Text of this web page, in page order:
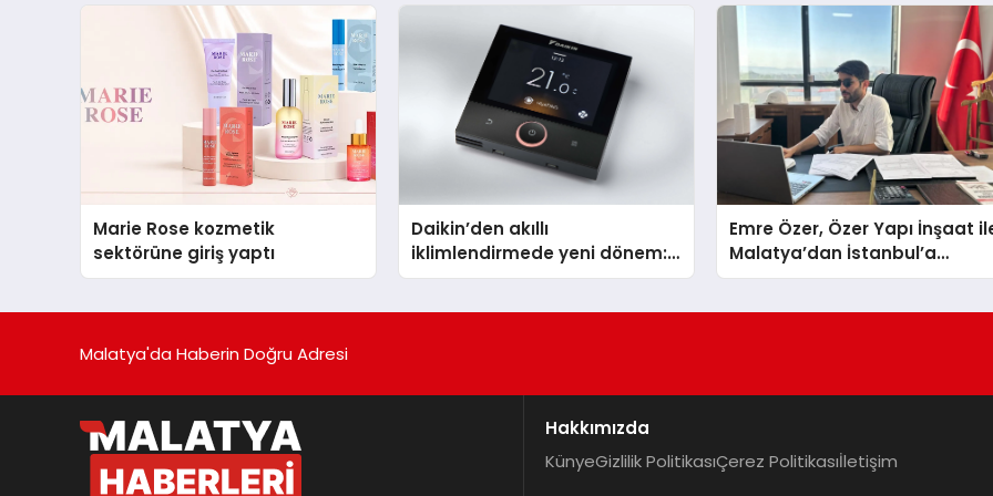
TSSA Düzenleyici Onaylarını
Aldı
Marie Rose kozmetik
sektörüne giriş yaptı
Daikin’den akıllı
iklimlendirmede yeni dönem:
Madoka Plus Türkiye’de
Emre Özer, Özer Yapı İnşaat
Malatya’dan İstanbul’a
Uzanan Başarı Hikâyesi
Malatya'da Haberin Doğru Adresi
Hakkımızda
KünyeGizlilik PolitikasıÇerez Politikasıİletişim